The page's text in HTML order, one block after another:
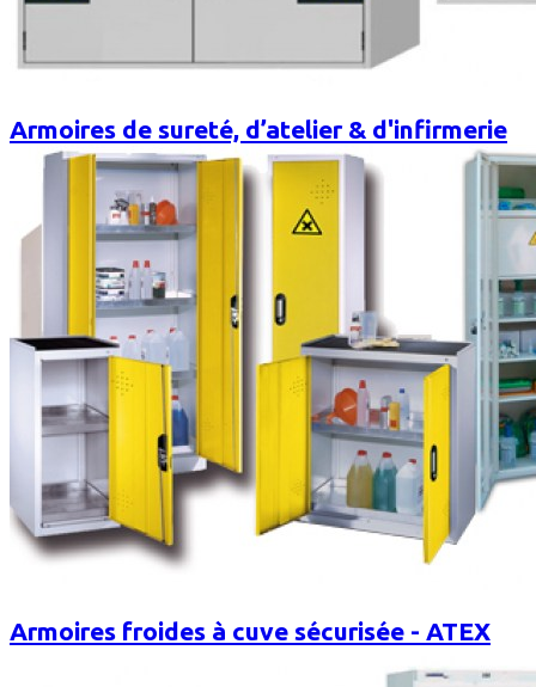
Armoires de sureté, d’atelier & d'infirmerie
Armoires froides à cuve sécurisée - ATEX